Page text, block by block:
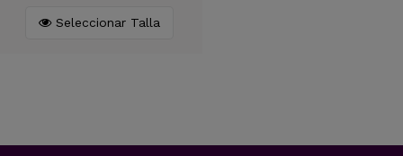
Seleccionar Talla